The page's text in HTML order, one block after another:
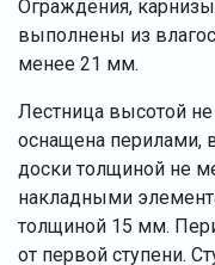
Ограждения,
выполнены из
менее 21 мм.
Лестница высотой
оснащена перилами,
доски толщиной не
накладными
толщиной 15 мм.
от первой ступени.